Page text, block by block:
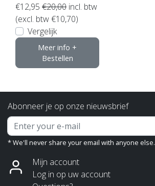
€12,95 €20,00 incl. btw
(excl. btw €10,70)
Vergelijk
Meer info +
Bestellen
Abonneer je op onze nieuwsbrief
* We'll never share your email with anyone else.
Mijn account
Log in op uw account